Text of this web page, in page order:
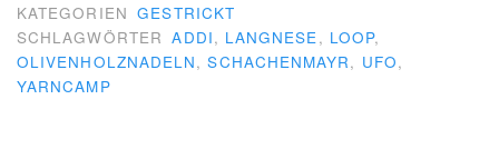
KATEGORIEN GESTRICKT
SCHLAGWÖRTER ADDI, LANGNESE , LOOP,
OLIVENHOLZNADELN,SCHACHENMAYR, UFO,
YARNCAMP